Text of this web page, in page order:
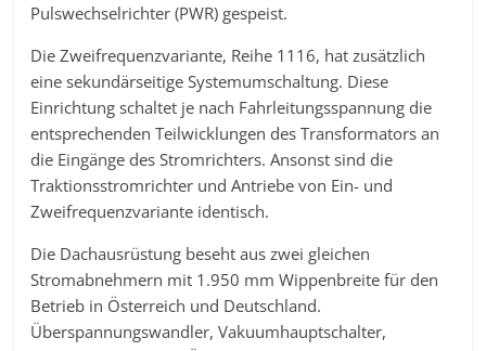
Pulswechselrichter (PWR) gespeist.
Die Zweifrequenzvariante, Reihe 1116, hat zusätzlich
eine sekundärseitige Systemumschaltung. Diese
Einrichtung schaltet je nach Fahrleitungsspannung die
entsprechenden Teilwicklungen des Transformators an
die Eingänge des Stromrichters. Ansonst sind die
Traktionsstromrichter und Antriebe von Ein- und
Zweifrequenzvariante identisch.
Die Dachausrüstung beseht aus zwei gleichen
Stromabnehmern mit 1.950 mm Wippenbreite für den
Betrieb in Österreich und Deutschland.
Überspannungswandler, Vakuumhauptschalter,